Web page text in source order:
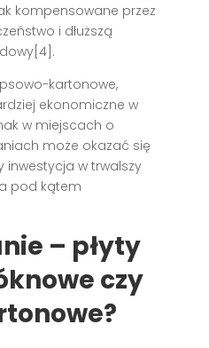
kompensowane przez
i dłuższą
kartonowe,
ekonomiczne w
w miejscach o
może okazać się
inwestycja w trwalszy
pod kątem
– płyty
czy